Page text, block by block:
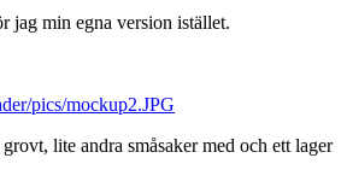
jag min egna version istället.
pics/mockup2.JPG
lite andra småsaker med och ett lager